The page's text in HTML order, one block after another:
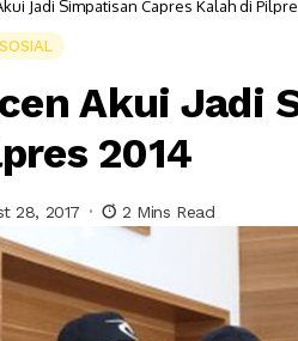
Jadi Simpatisan Capres Kalah di
SOSIAL
Akui Jadi
2014
28, 2017 2 Mins Read